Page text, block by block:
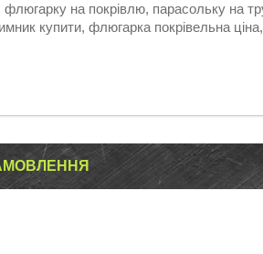
на покрівлю, парасольку на
купити, флюгарка покрівельна